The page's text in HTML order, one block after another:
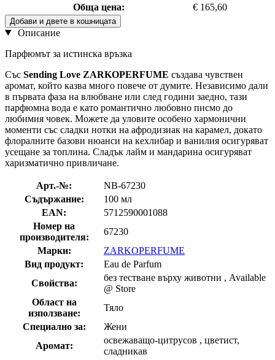
Обща цена:
€ 165,60
Добави и двете в кошницата
Описание
Парфюмът за истинска връзка
Със Sending Love ZARKOPERFUME създава чувствен
аромат, който казва много повече от думите. Независимо дали
в първата фаза на влюбване или след години заедно, тази
парфюмна вода е като романтично любовно писмо до
любимия човек. Можете да уловите особено хармонични
моменти със сладки нотки на афродизиак на карамел, докато
флоралните базови нюанси на кехлибар и ванилия осигуряват
усещане за топлина. Сладък лайм и мандарина осигуряват
харизматично привличане.
Арт.-№:
NB-67230
Съдържание:
100 мл
EAN:
5712590001088
Номер на
производителя:
67230
Марки:
ZARKOPERFUME
Вид продукт:
Eau de Parfum
Свойства:
без тестване върху животни , Available
@ Store
Област на
използване:
Тяло
Специално за:
Жени
Аромат:
освежаващо-цитрусов , цветист,
сладникав